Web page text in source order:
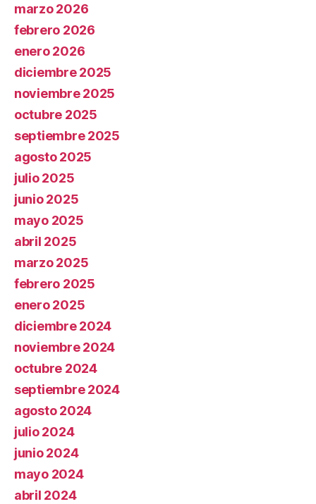
marzo 2026
febrero 2026
enero 2026
diciembre 2025
noviembre 2025
octubre 2025
septiembre 2025
agosto 2025
julio 2025
junio 2025
mayo 2025
abril 2025
marzo 2025
febrero 2025
enero 2025
diciembre 2024
noviembre 2024
octubre 2024
septiembre 2024
agosto 2024
julio 2024
junio 2024
mayo 2024
abril 2024